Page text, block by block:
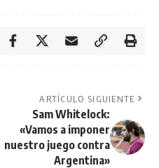
ARTÍCULO SIGUIENTE
Sam Whitelock:
«Vamos a imponer
nuestro juego contra
Argentina»